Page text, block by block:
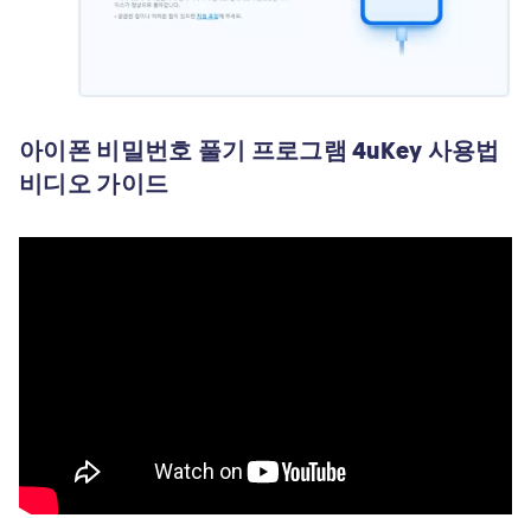
아이폰 비밀번호 풀기 프로그램 4uKey 사용법
비디오 가이드